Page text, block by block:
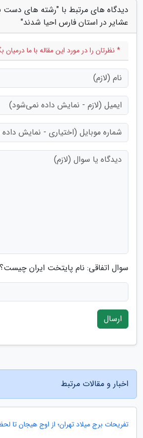
دیدگاه های مرتبط با "رشته های دست
عشایر در استان فارس احیا شدند"
* نظرتان را در مورد این مقاله با ما درمیان
سوال اتفاقی: نام پایتخت ایران چیست؟
ارسال
اخبار و مقالات مرتبط
تفریحات برج میلاد تهران؛ از اوج هیجان تا